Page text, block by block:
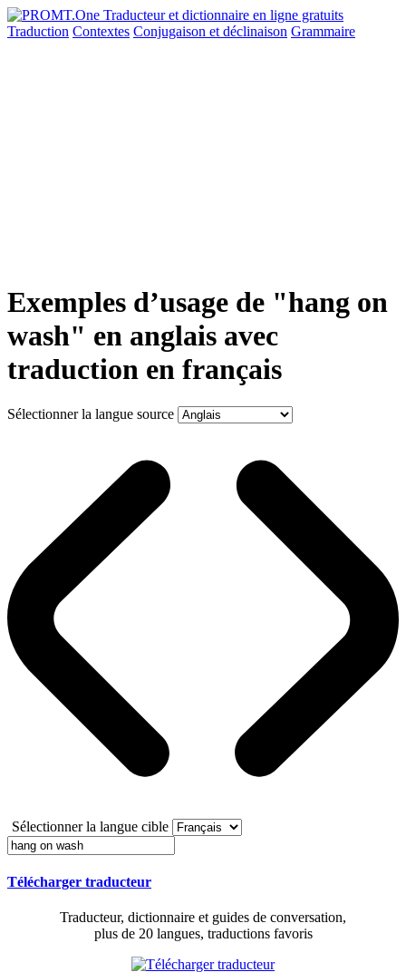
Traduction Contextes Conjugaison et déclinaison Grammaire
Exemples d’usage de "hang on
wash" en anglais avec
traduction en français
Sélectionner la langue source
Sélectionner la langue cible
Télécharger traducteur
Traducteur, dictionnaire et guides de conversation,
plus de 20 langues, traductions favoris